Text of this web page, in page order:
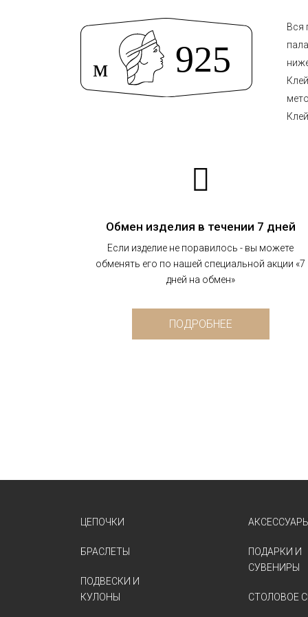
Вся
Обмен изделия в течении 7 дней
Если изделие не поравилось - вы можете
обменять его по нашей специальной акции «7
дней на обмен»
ПОДРОБНЕЕ
ЦЕПОЧКИ
БРАСЛЕТЫ
ПОДВЕСКИ И
КУЛОНЫ
АКСЕССУАРЫ
ПОДАРКИ И
СУВЕНИРЫ
СТОЛОВОЕ